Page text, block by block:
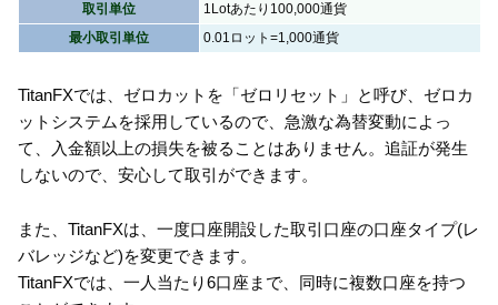
取引単位
1Lotあたり100,000通貨
最小取引単位
0.01ロット=1,000通貨
TitanFXでは、ゼロカットを「ゼロリセット」と呼び、ゼロカ
ットシステムを採用しているので、急激な為替変動によっ
て、入金額以上の損失を被ることはありません。追証が発生
しないので、安心して取引ができます。
また、TitanFXは、一度口座開設した取引口座の口座タイプ(レ
バレッジなど)を変更できます。
TitanFXでは、一人当たり6口座まで、同時に複数口座を持つ